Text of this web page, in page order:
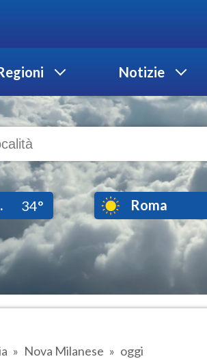
Notizie
34° Roma
Nova Milanese oggi